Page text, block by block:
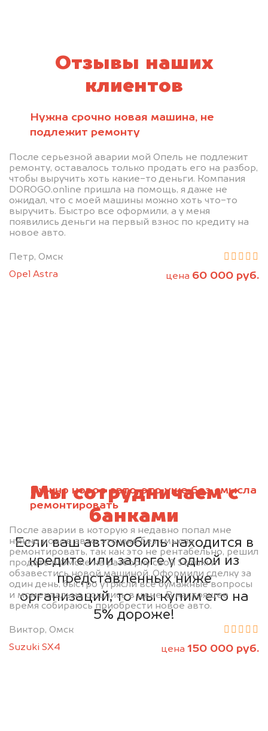
Отзывы наших
клиентов
Нужна срочно новая машина, не
подлежит ремонту
После серьезной аварии мой Опель не подлежит
ремонту, оставалось только продать его на разбор,
чтобы выручить хоть какие-то деньги. Компания
DOROGO.online пришла на помощь, я даже не
ожидал, что с моей машины можно хоть что-то
выручить. Быстро все оформили, а у меня
появились деньги на первый взнос по кредиту на
новое авто.
Петр, Омск
Opel Astra
цена 60 000 руб.
Нужно новое авто, это уже без смысла
ремонтировать
После аварии в которую я недавно попал мне
нужно новое авто, это уже без смысла
ремонтировать, так как это не рентабельно, решил
продать в Омске на разборку свой Suzuki и
обзавестись новой машиной. Оформили сделку за
один день, быстро утрясли все бумажные вопросы
и моментально сошлись в цене. В настоящее
время собираюсь приобрести новое авто.
Виктор, Омск
Suzuki SX4
цена 150 000 руб.
Мы сотрудничаем с
банками
Если ваш автомобиль находится в
кредите или залоге у одной из
представленных ниже
организаций, то мы купим его на
5% дороже!